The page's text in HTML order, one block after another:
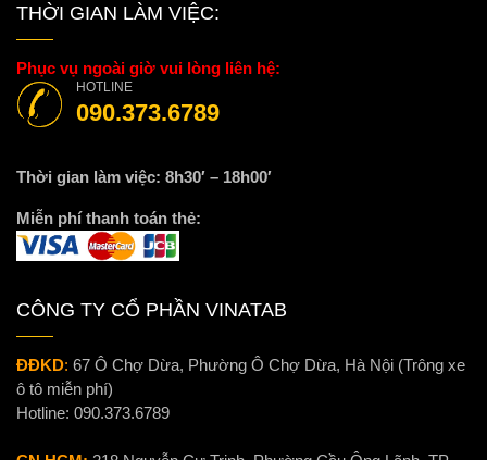
THỜI GIAN LÀM VIỆC:
Phục vụ ngoài giờ vui lòng liên hệ:
HOTLINE
090.373.6789
Thời gian làm việc: 8h30′ – 18h00′
Miễn phí thanh toán thẻ:
CÔNG TY CỔ PHẦN VINATAB
ĐĐKD: 67 Ô Chợ Dừa, Phường Ô Chợ Dừa, Hà Nội (Trông xe
ô tô miễn phí)
Hotline: 090.373.6789